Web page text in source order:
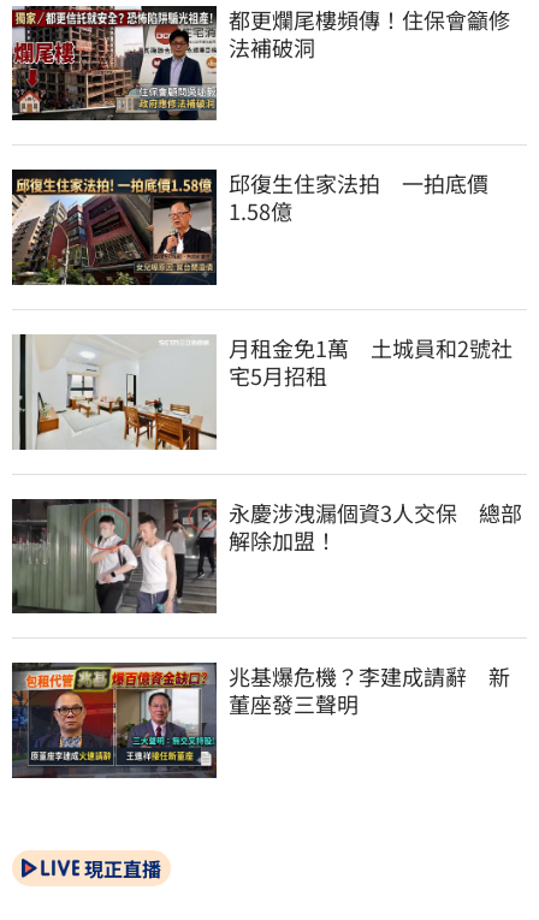
都更爛尾樓頻傳！住保會籲修
法補破洞
邱復生住家法拍　一拍底價
1.58億
月租金免1萬　土城員和2號社
宅5月招租
永慶涉洩漏個資3人交保　總部
解除加盟！
兆基爆危機？李建成請辭　新
董座發三聲明
現正直播